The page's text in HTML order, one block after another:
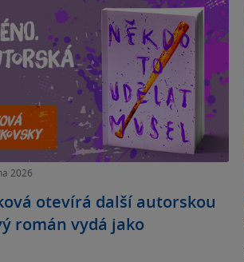
2026
otevírá další autorskou
román vydá jako